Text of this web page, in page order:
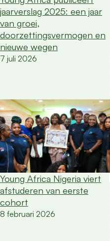
jaarverslag 2025: een jaar
van groei,
doorzettingsvermogen en
nieuwe wegen
7 juli 2026
Young Africa Nigeria viert
afstuderen van eerste
cohort
8 februari 2026